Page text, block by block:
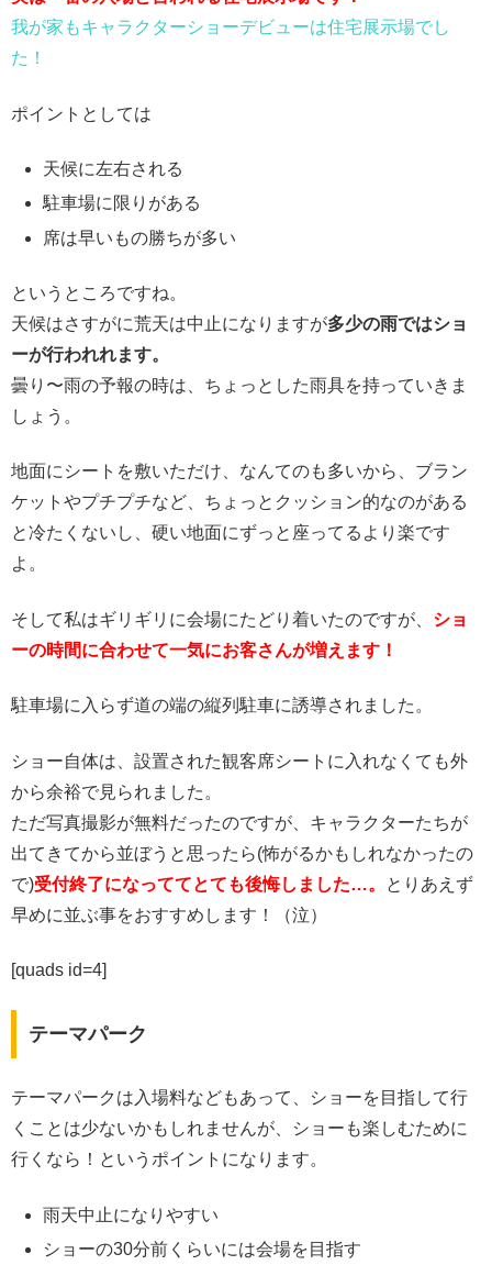
我が家もキャラクターショーデビューは住宅展示場でし
た！
ポイントとしては
天候に左右される
駐車場に限りがある
席は早いもの勝ちが多い
というところですね。
天候はさすがに荒天は中止になりますが多少の雨ではショ
ーが行われれます。
曇り〜雨の予報の時は、ちょっとした雨具を持っていきま
しょう。
地面にシートを敷いただけ、なんてのも多いから、ブラン
ケットやプチプチなど、ちょっとクッション的なのがある
と冷たくないし、硬い地面にずっと座ってるより楽です
よ。
そして私はギリギリに会場にたどり着いたのですが、 ショ
ーの時間に合わせて一気にお客さんが増えます！
駐車場に入らず道の端の縦列駐車に誘導されました。
ショー自体は、設置された観客席シートに入れなくても外
から余裕で見られました。
ただ写真撮影が無料だったのですが、キャラクターたちが
出てきてから並ぼうと思ったら(怖がるかもしれなかったの
で)受付終了になっててとても後悔しました…。
とりあえず
早めに並ぶ事をおすすめします！（泣）
[quads id=4]
テーマパーク
テーマパークは入場料などもあって、ショーを目指して行
くことは少ないかもしれませんが、ショーも楽しむために
行くなら！というポイントになります。
雨天中止になりやすい
ショーの30分前くらいには会場を目指す